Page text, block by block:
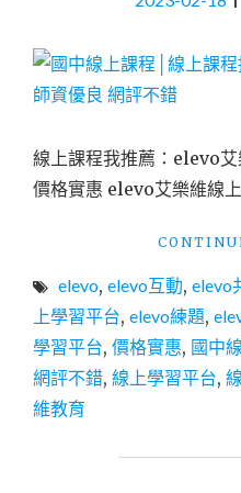
線上課程我推薦：elevo
價格實惠 elevo艾樂維線
elevo, elevo互動, elevo
上學習平台, elevo練題,
學習平台, 價格實惠, 國中
網評不錯, 線上學習平台,
維教育